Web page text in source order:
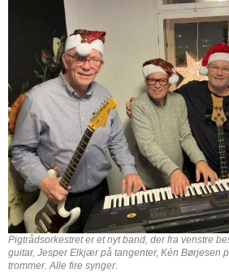
Pigtrådsorkestret er et nyt band, der fra venstre
guitar, Jesper Elkjær på tangenter, Kén Børjesen
trommer. Alle fire synger.